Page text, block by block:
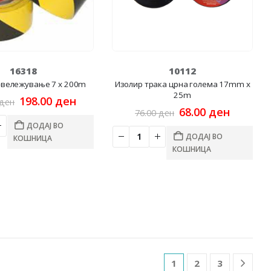
16318
7 x 200m
Original
was:
225.00 ден.
198.00 ден
198.00 ден.
ДОДАЈ ВО
КОШНИЦА
10112
Изолир трака црна голема 17mm x
25m
76.00ден Original
was:
76.00 ден.
68.00 ден
ДОДАЈ ВО
КОШНИЦА
1 2 3